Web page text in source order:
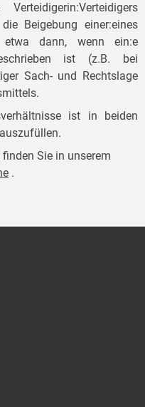
Beigebung einer:eines
etwa dann, wenn ein:e
ist (z.B. bei
Sach- und Rechtslage
ist in beiden
Sie in unserem
.